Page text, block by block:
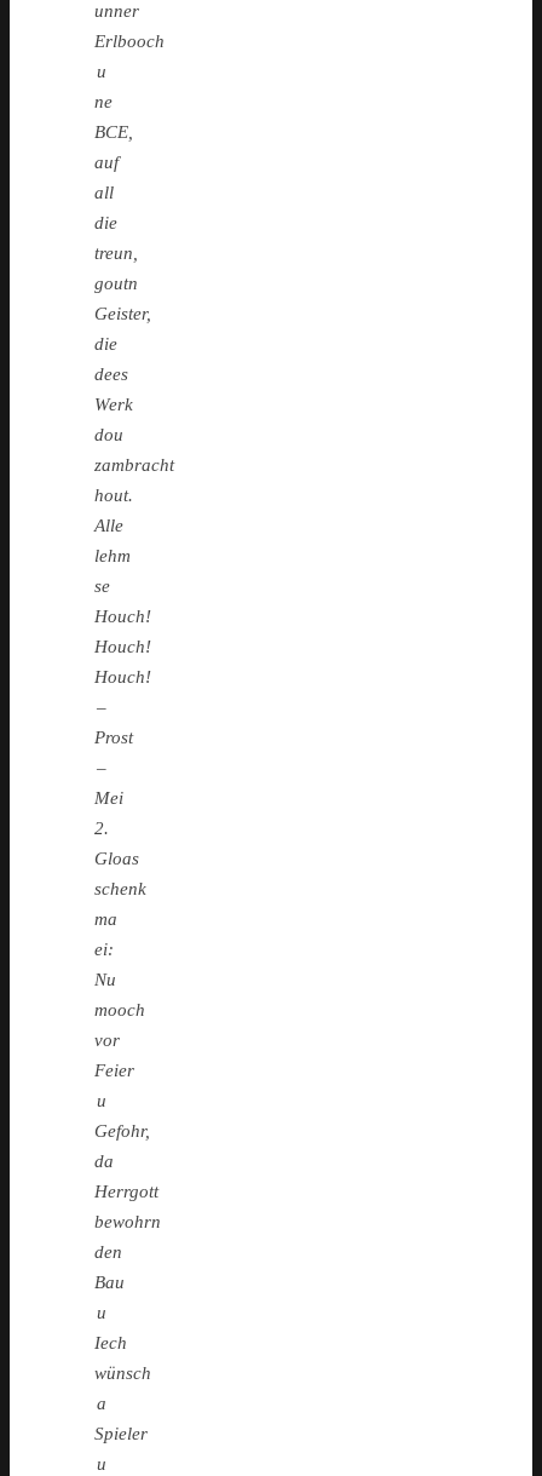
unner
Erlbooch
u
ne
BCE,
auf
all
die
treun,
goutn
Geister,
die
dees
Werk
dou
zambracht
hout.
Alle
lehm
se
Houch!
Houch!
Houch!
–
Prost
–
Mei
2.
Gloas
schenk
ma
ei:
Nu
mooch
vor
Feier
u
Gefohr,
da
Herrgott
bewohrn
den
Bau
u
Iech
wünsch
a
Spieler
u